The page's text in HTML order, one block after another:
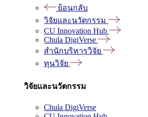
ย้อนกลับ
วิจัยและนวัตกรรม
CU Innovation Hub
Chula DigiVerse
สำนักบริหารวิจัย
ทุนวิจัย
วิจัยและนวัตกรรม
Chula DigiVerse